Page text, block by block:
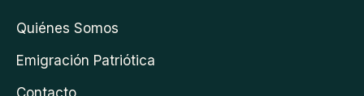
Quiénes Somos
Emigración Patriótica